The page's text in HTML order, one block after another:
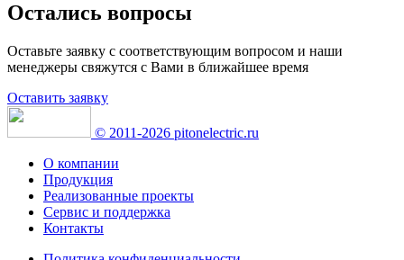
Остались вопросы
Оставьте заявку с соответствующим вопросом и наши
менеджеры свяжутся с Вами в ближайшее время
Оставить заявку
© 2011-2026 pitonelectric.ru
О компании
Продукция
Реализованные проекты
Сервис и поддержка
Контакты